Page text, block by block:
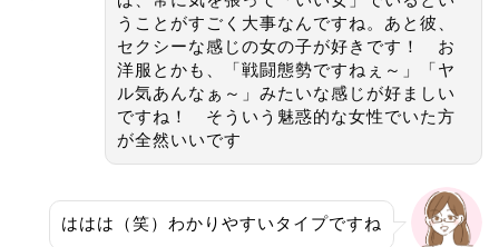
うことがすごく大事なんですね。あと彼、
セクシーな感じの女の子が好きです！ お
洋服とかも、「戦闘態勢ですねぇ～」「ヤ
ル気あんなぁ～」みたいな感じが好ましい
ですね！ そういう魅惑的な女性でいた方
が全然いいです
ははは（笑）わかりやすいタイプですね